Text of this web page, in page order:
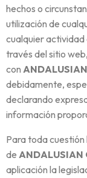
hechos o
utilización de
cualquier actividad
través del sitio
con
debidamente,
declarando
información
Para toda cuestión
de ANDALUSIAN
aplicación la